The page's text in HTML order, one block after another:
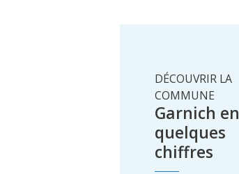
Garnich en
quelques
chiffres
DÉCOUVRIR LA
COMMUNE